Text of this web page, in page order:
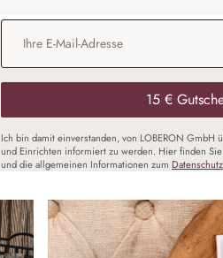
E-Mail-Adresse
15 €
Ich bin damit einverstanden, von LOBERON GmbH
und Einrichten informiert zu werden. Hier finden
und die allgemeinen Informationen zum Datenschutz